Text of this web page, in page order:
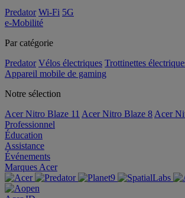
Predator Wi-Fi 5G
e-Mobilité
Par catégorie
Predator Vélos électriques Trottinettes
Appareil mobile de gaming
Notre sélection
Acer Nitro Blaze 11 Acer Nitro Blaze 8 Acer
Professionnel
Éducation
Assistance
Événements
Marques Acer